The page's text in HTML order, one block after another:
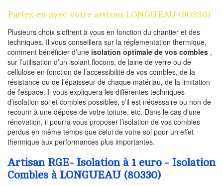
Parlez-en avec votre artisan LONGUEAU (80330)
Plusieurs choix s’offrent à vous en fonction du chantier et des
techniques. Il vous conseillera sur la réglementation thermique,
comment bénéficier d’une isolation optimale de vos combles ,
sur l’utilisation d’un isolant flocons, de laine de verre ou de
cellulose en fonction de l’accessibilité de vos combles, de la
résistance ou de l’épaisseur de chaque matériau, de la limitation
de l’espace. Il vous expliquera les différentes techniques
d’isolation sol et combles possibles, s’il est nécessaire ou non de
recourir à une dépose de votre toiture, etc. Dans le cas d’une
rénovation, il pourra vous proposer l’isolation de vos combles
perdus en même temps que celui de votre sol pour un effet
thermique aux performances plus importantes.
Artisan RGE- Isolation à 1 euro - Isolation
Combles à LONGUEAU (80330)